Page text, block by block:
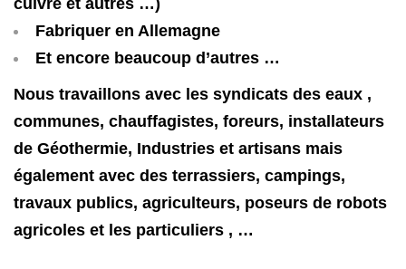
Fabriquer en Allemagne
Et encore beaucoup d’autres …
Nous travaillons avec les syndicats des eaux ,
communes, chauffagistes, foreurs, installateurs
de Géothermie, Industries et artisans mais
également avec des terrassiers, campings,
travaux publics, agriculteurs, poseurs de robots
agricoles et les particuliers , …